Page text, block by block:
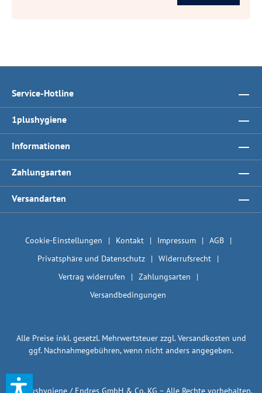
Service-Hotline
1plushygiene
Informationen
Zahlungsarten
Versandarten
Cookie-Einstellungen Kontakt Impressum
AGB
Privatsphäre und Datenschutz
Widerrufsrecht
Vertrag widerrufen
Zahlungsarten
Versandbedingungen
Alle Preise inkl. gesetzl. Mehrwertsteuer zzgl.Versandkosten und
ggf. Nachnahmegebühren, wenn nicht anders angegeben.
© 1plushygiene / Endres GmbH & Co. KG – Alle Rechte vorbehalten.